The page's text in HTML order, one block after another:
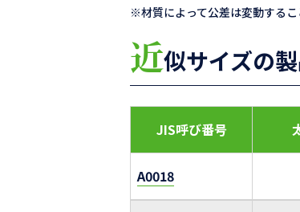
※材質によって公差は変動するこ
近似サイズの
JIS呼び番号
A0018